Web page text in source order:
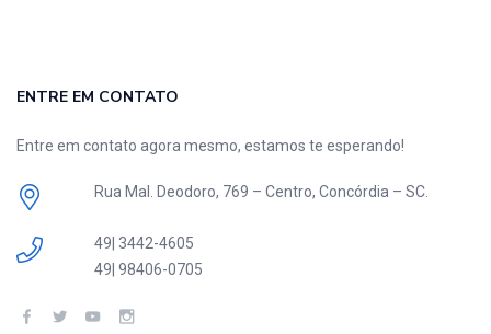
ENTRE EM CONTATO
Entre em contato agora mesmo, estamos te esperando!
Rua Mal. Deodoro, 769 – Centro, Concórdia – SC.
49| 3442-4605
49| 98406-0705